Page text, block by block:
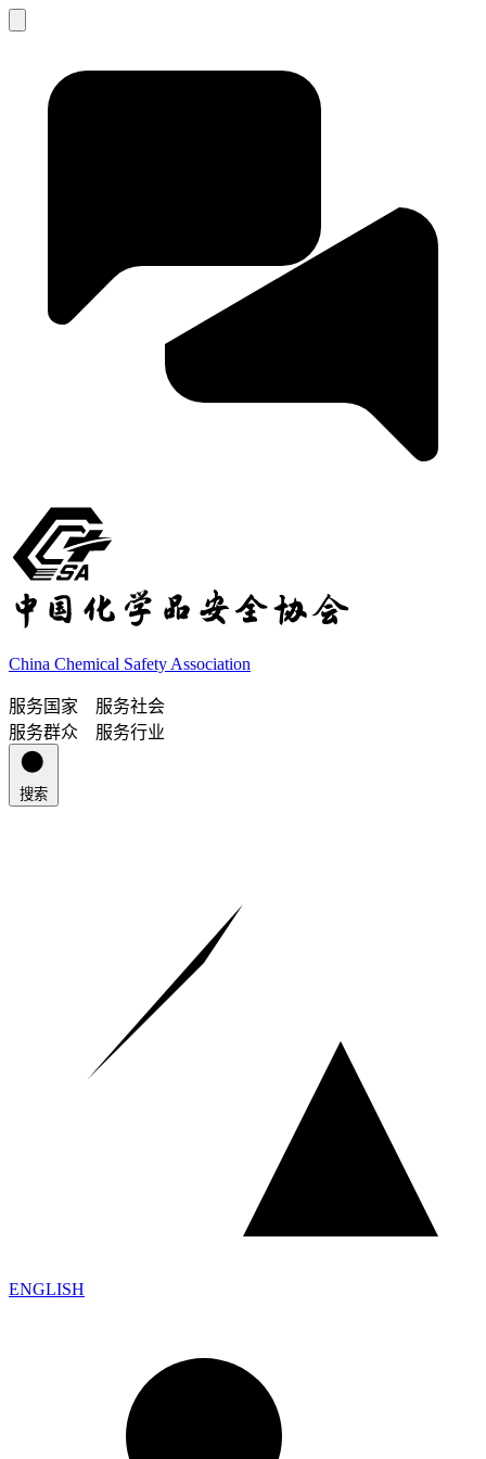
China Chemical Safety Association
服务国家 服务社会
服务群众 服务行业
搜索
ENGLISH